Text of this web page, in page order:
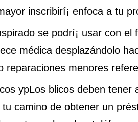
inscribirí¡ enfoca a tu
se podrí¡ usar con
médica desplazándolo
menores
ypLos blicos deben tener
camino de obtener un